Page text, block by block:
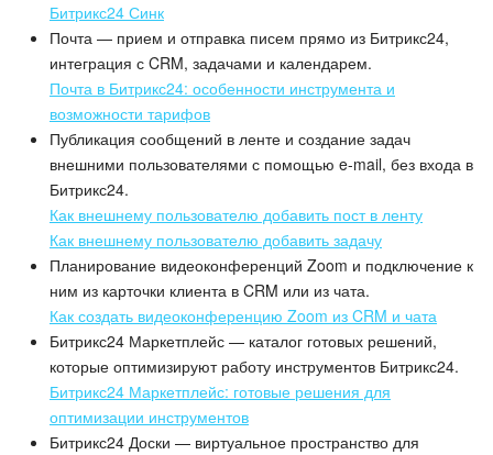
Битрикс24 Синк
Почта — прием и отправка писем прямо из Битрикс24,
интеграция с CRM, задачами и календарем.
Почта в Битрикс24: особенности инструмента и
возможности тарифов
Публикация сообщений в ленте и создание задач
внешними пользователями с помощью e-mail, без входа в
Битрикс24.
Как внешнему пользователю добавить пост в ленту
Как внешнему пользователю добавить задачу
Планирование видеоконференций Zoom и подключение к
ним из карточки клиента в CRM или из чата.
Как создать видеоконференцию Zoom из CRM и чата
Битрикс24 Маркетплейс — каталог готовых решений,
которые оптимизируют работу инструментов Битрикс24.
Битрикс24 Маркетплейс: готовые решения для
оптимизации инструментов
Битрикс24 Доски — виртуальное пространство для